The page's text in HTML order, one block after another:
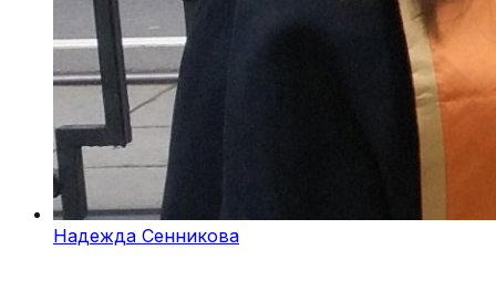
Надежда Сенникова